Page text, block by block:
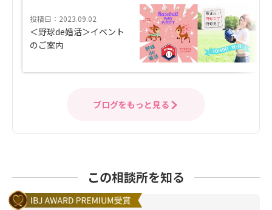
投稿日：2023.09.02
＜野球de婚活＞イベント
のご案内
ブログをもっと見る
この相談所を知る